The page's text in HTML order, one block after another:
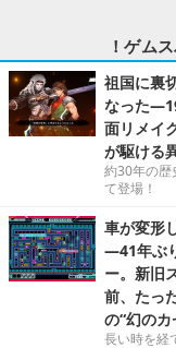
！ゲム
祖国に裏
なった
面リメイ
が駆ける
約30年の歴
て登場！
車が変形
―41年ぶ
ー。新旧
前、たっ
の“幻の
長い時を経